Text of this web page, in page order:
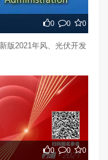
0 0 0
版2021年风、光伏开发
0 0 0